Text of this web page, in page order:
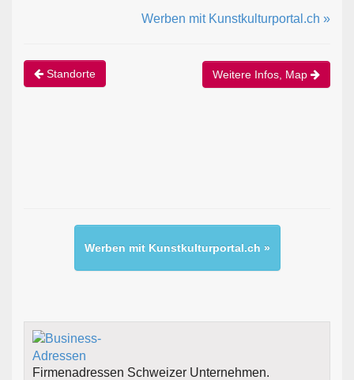
Werben mit Kunstkulturportal.ch »
Standorte Weitere Infos, Map
Werben mit Kunstkulturportal.ch »
Firmenadressen Schweizer Unternehmen.